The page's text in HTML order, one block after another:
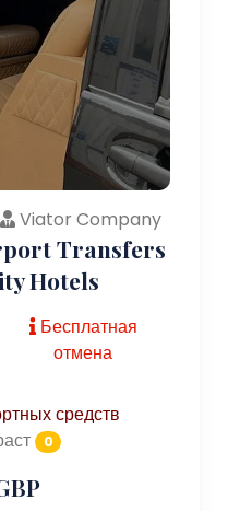
Viator Company
Transfers
Hotels
Бесплатная
отмена
средств
0